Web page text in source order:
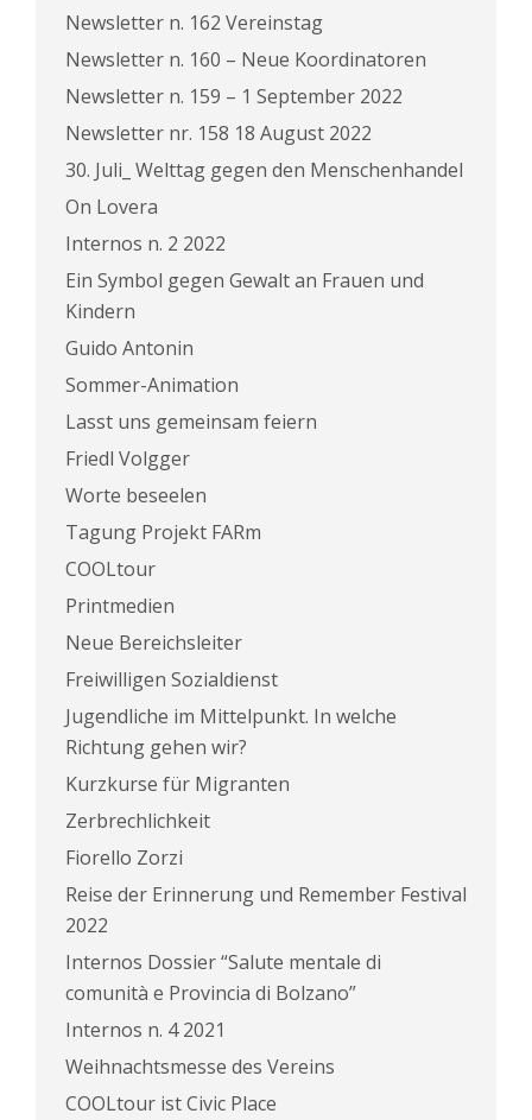
Newsletter n. 162 Vereinstag
Newsletter n. 160 – Neue Koordinatoren
Newsletter n. 159 – 1 September 2022
Newsletter nr. 158 18 August 2022
30. Juli_ Welttag gegen den Menschenhandel
On Lovera
Internos n. 2 2022
Ein Symbol gegen Gewalt an Frauen und
Kindern
Guido Antonin
Sommer-Animation
Lasst uns gemeinsam feiern
Friedl Volgger
Worte beseelen
Tagung Projekt FARm
COOLtour
Printmedien
Neue Bereichsleiter
Freiwilligen Sozialdienst
Jugendliche im Mittelpunkt. In welche
Richtung gehen wir?
Kurzkurse für Migranten
Zerbrechlichkeit
Fiorello Zorzi
Reise der Erinnerung und Remember Festival
2022
Internos Dossier “Salute mentale di
comunità e Provincia di Bolzano”
Internos n. 4 2021
Weihnachtsmesse des Vereins
COOLtour ist Civic Place